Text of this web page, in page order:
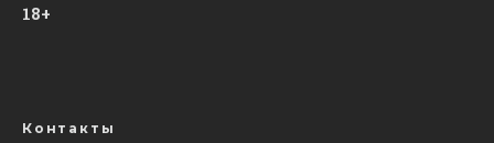
18+
Контакты